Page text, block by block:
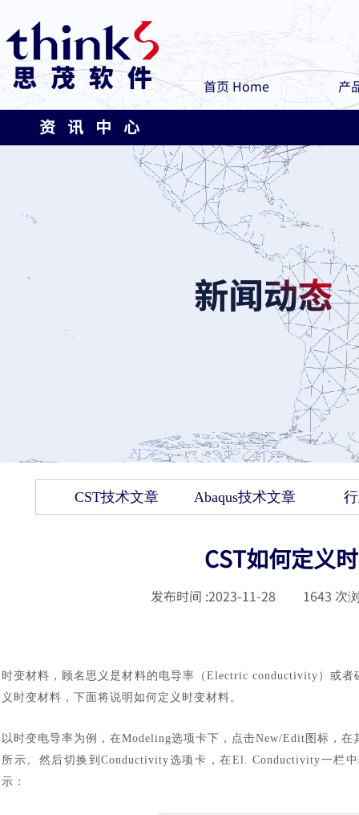
首页 Home 产
资 讯 中 心
CST技术文章 Abaqus技术文章
CST如何定义
发布时间 :2023-11-28 1643 次
时变材料，顾名思义是材料的电导率（ Electric conductivity）或者
义时变材料，下面将说明如何定义时变材料。
以时变电导率为例，在Modeling选项卡下，点击New/Edit图标，
所示。然后切换到Conductivity选项卡，在El. Conductivity一栏
示：